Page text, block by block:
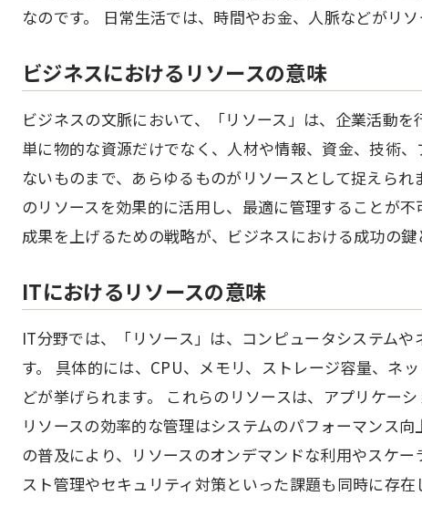
なのです。 日常生活では、時間やお金、人脈などがリ
ビジネスにおけるリソースの意味
ビジネスの文脈において、「リソース」は、企業活動を
単に物的な資源だけでなく、人材や情報、資金、技術
ないものまで、あらゆるものがリソースとして捉えら
のリソースを効果的に活用し、最適に管理することが
成果を上げるための戦略が、ビジネスにおける成功の鍵
ITにおけるリソースの意味
IT分野では、「リソース」は、コンピュータシステム
す。 具体的には、CPU、メモリ、ストレージ容量、ネ
どが挙げられます。 これらのリソースは、アプリケー
リソースの効率的な管理はシステムのパフォーマンス
の普及により、リソースのオンデマンドな利用やスケ
スト管理やセキュリティ対策といった課題も同時に存在